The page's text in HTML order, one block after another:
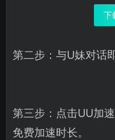
下
第二步：与U妹对话
第三步：点击UU加
免费加速时长。